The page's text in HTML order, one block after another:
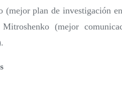
(mejor plan de investigación
(mejor